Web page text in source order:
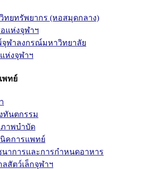
ทยทรัพยากร (หอสมุดกลาง)
แห่งจุฬาฯ
ฬาลงกรณ์มหาวิทยาลัย
ห่งจุฬาฯ
พทย์
ทันตกรรม
าพบำบัด
คการแพทย์
าการและการกำหนดอาหาร
ลสัตว์เล็กจุฬาฯ